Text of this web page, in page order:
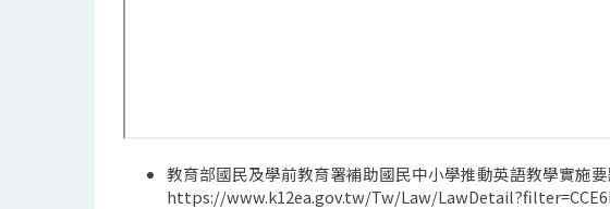
教育部國民及學前教育署補助國民中小學推動英語教學實施
https://www.k12ea.gov.tw/Tw/Law/